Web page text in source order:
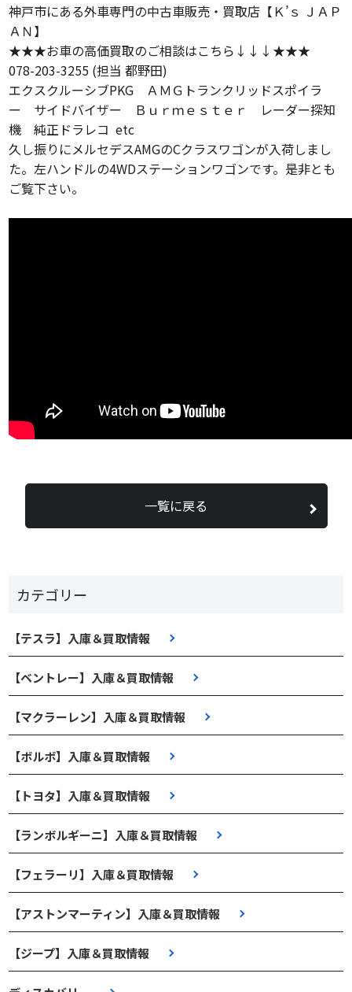
カテゴリー
【テスラ】入庫＆買取情報
【ベントレー】入庫＆買取情報
【マクラーレン】入庫＆買取情報
【ボルボ】入庫＆買取情報
【トヨタ】入庫＆買取情報
【ランボルギーニ】入庫＆買取情報
【フェラーリ】入庫＆買取情報
【アストンマーティン】入庫＆買取情報
【ジープ】入庫＆買取情報
神戸市にある外車専門の中古車販売・買取店【Ｋ’ｓ ＪＡＰ
ＡＮ】
★★★お車の高価買取のご相談はこちら↓↓↓★★★
078-203-3255 (担当 都野田)
エクスクルーシブPKG ＡＭＧトランクリッドスポイラ
ー サイドバイザー Ｂｕｒｍｅｓｔｅｒ レーダー探知
機 純正ドラレコ etc
久し振りにメルセデスAMGのCクラスワゴンが入荷しまし
た。左ハンドルの4WDステーションワゴンです。是非とも
ご覧下さい。
一覧に戻る